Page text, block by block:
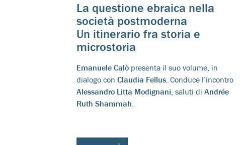
La questione ebraica nella
società postmoderna
Un itinerario fra storia e
microstoria
Emanuele Calò presenta il suo volume, in
dialogo con Claudia Fellus. Conduce l’incontro
Alessandro Litta Modignani, saluti di Andrée
Ruth Shammah.